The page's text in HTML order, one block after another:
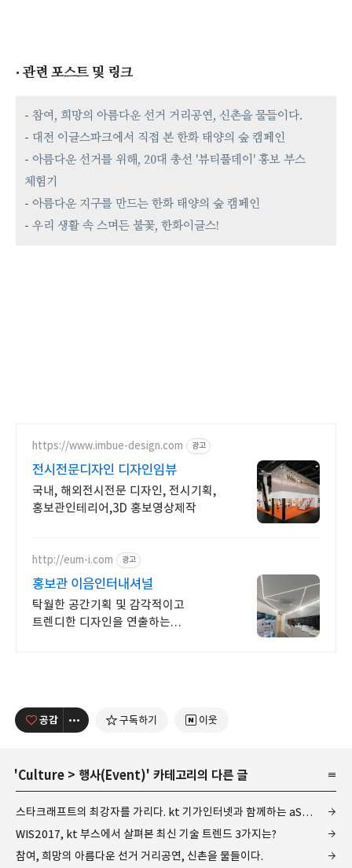
· 관련 포스트 및 링크
- 참여, 희망의 아름다운 선거 거리공연, 신촌을 물들이다.
- 대전 이글스파크에서 직접 본 한화 태양의 숲 캠페인
- 아름다운 선거를 위해, 20대 총선 '뷰티풀데이' 홍보 부스
체험기
- 아름다운 지구를 만드는 한화 태양의 숲 캠페인
- 우리 생활 속 스며든 불꽃, 한화이글스!
https://www.imbue-design.com 광고
전시전문디자인 디자인임뷰
국내, 해외전시전문 디자인, 전시기획,
홍보관인테리어,3D 홍보영상제작
http://eum-i.com 광고
홍보관 이음인터내셔널
탁월한 공간기획 및 감각적이고
트렌디한 디자인을 연출하는
공감 구독하기 이웃
'Culture > 행사(Event)' 카테고리의 다른 글
스타크래프트의 최강자를 가리다. kt 기가인터넷과 함께하는 aSL 시즌3 결승전!
WIS2017, kt 부스에서 살펴본 최신 기술 트렌드 3가지는?
참여, 희망의 아름다운 선거 거리공연, 신촌을 물들이다.